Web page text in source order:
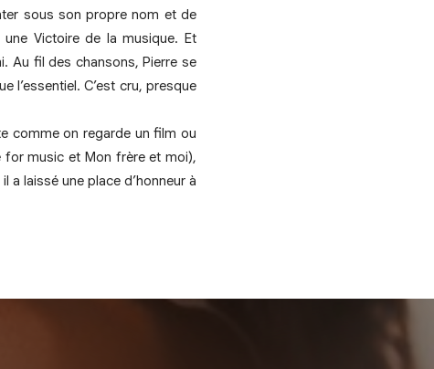
sous son propre nom et de
Victoire de la musique. Et
Au fil des chansons, Pierre se
l’essentiel. C’est cru, presque
comme on regarde un film ou
for music et Mon frère et moi),
a laissé une place d’honneur à